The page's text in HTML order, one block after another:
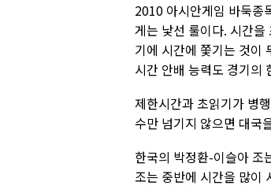
2010 아시안게임 바둑종
게는 낯선 룰이다. 시간
기에 시간에 쫓기는 것이
시간 안배 능력도 경기의
제한시간과 초읽기가 병
수만 넘기지 않으면 대국
한국의 박정환-이슬아 조
조는 중반에 시간을 많이